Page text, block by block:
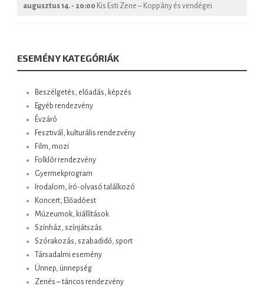
augusztus 14. - 20:00 Kis Esti Zene – Koppány és vendégei
ESEMÉNY KATEGÓRIÁK
Beszélgetés, előadás, képzés
Egyéb rendezvény
Évzáró
Fesztivál, kulturális rendezvény
Film, mozi
Folklór rendezvény
Gyermekprogram
Irodalom, író-olvasó találkozó
Koncert, Előadóest
Múzeumok, kiállítások
Színház, színjátszás
Szórakozás, szabadidő, sport
Társadalmi esemény
Ünnep, ünnepség
Zenés – táncos rendezvény